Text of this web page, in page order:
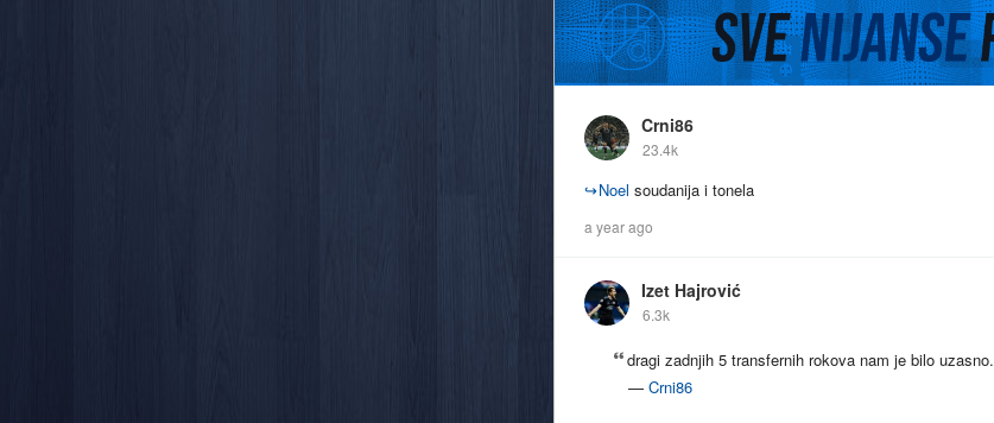
Crni86
23.4k
↪Noel soudanija i tonela
a year ago
Izet Hajrović
6.3k
dragi zadnjih 5 transfernih rokova nam je bilo uzasno.
— Crni86